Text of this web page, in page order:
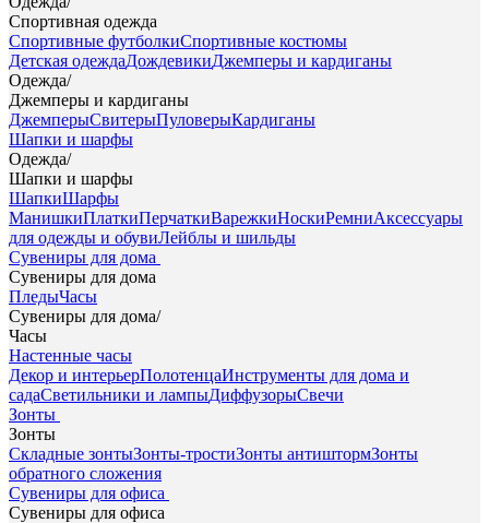
Спортивная одежда
Спортивные футболкиСпортивные костюмы
Детская одеждаДождевикиДжемперы и кардиганы
Одежда/
Джемперы и кардиганы
ДжемперыСвитерыПуловерыКардиганы
Шапки и шарфы
Одежда/
Шапки и шарфы
ШапкиШарфы
МанишкиПлаткиПерчаткиВарежкиНоскиРемниАксессуары
для одежды и обувиЛейблы и шильды
Сувениры для дома
Сувениры для дома
ПледыЧасы
Сувениры для дома/
Часы
Настенные часы
Декор и интерьерПолотенцаИнструменты для дома и
садаСветильники и лампыДиффузорыСвечи
Зонты
Зонты
Складные зонтыЗонты-тростиЗонты антиштормЗонты
обратного сложения
Сувениры для офиса
Сувениры для офиса